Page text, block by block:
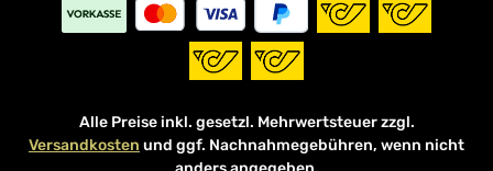
Alle Preise inkl. gesetzl. Mehrwertsteuer zzgl.
Versandkosten und ggf. Nachnahmegebühren, wenn nicht